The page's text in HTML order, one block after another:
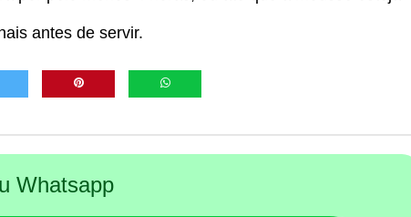
antes de servir.
Whatsapp